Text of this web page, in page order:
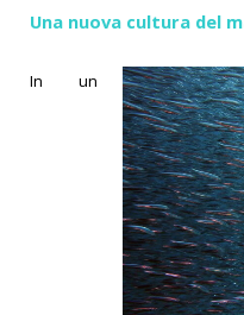
Una nuova cultura del
In un